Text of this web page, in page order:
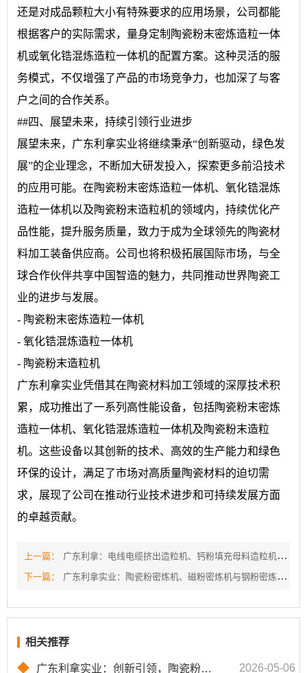
还是对成品颗粒大小有特殊要求的应用场景，公司都能
根据客户的实际需求，量身定制陶瓷粉末密炼造粒一体
机或氧化锆混炼造粒一体机的配置方案。这种灵活的服
务模式，不仅增强了产品的市场竞争力，也加深了与客
户之间的合作关系。
##四、展望未来，持续引领行业进步
展望未来，广东利拿实业将继续秉承“创新驱动，绿色发
展”的企业理念，不断加大研发投入，探索更多前沿技术
的应用可能。在陶瓷粉末密炼造粒一体机、氧化锆混炼
造粒一体机以及陶瓷粉末造粒机的领域内，持续优化产
品性能，提升服务质量，致力于成为全球领先的陶瓷材
料加工装备供应商。公司也将积极拓展国际市场，与全
球合作伙伴共享中国智造的魅力，共同推动世界陶瓷工
业的进步与发展。
- 陶瓷粉末密炼造粒一体机
- 氧化锆混炼造粒一体机
- 陶瓷粉末造粒机
广东利拿实业凭借其在陶瓷材料加工领域的深厚技术积
累，成功推出了一系列高性能设备，包括陶瓷粉末密炼
造粒一体机、氧化锆混炼造粒一体机及陶瓷粉末造粒
机。这些设备以其创新的技术、高效的生产能力和绿色
环保的设计，满足了市场对高质量陶瓷材料的迫切需
求，展现了公司在推动行业技术进步和可持续发展方面
的卓越贡献。
上一篇：
广东利拿：电线电缆挤出造粒机、钙粉填充母料造粒机、橡胶助剂母粒造粒机的创新与应用
下一篇：
广东利拿实业：陶瓷粉密炼机、磁粉密炼机与钢粉密炼机的卓越之选...
相关推荐
◆ 广东利拿实业：创新引领，陶瓷粉末密炼造粒一体机与氧化锆混炼造粒一体机技术突破 2026-05-06